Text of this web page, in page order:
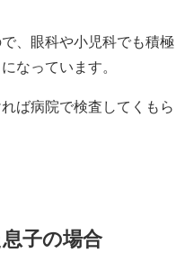
、眼科や小児科でも積極
なっています。
ば病院で検査してくもら
子の場合